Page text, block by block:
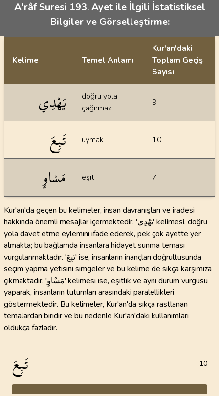
A'râf Suresi 193. Ayet ile İlgili İstatistiksel
Bilgiler ve Görselleştirme:
Kelime Temel Anlamı
Kur'an'daki
Toplam Geçiş
Sayısı
يَهْدِي
doğru yola
çağırmak
9
تَبِعَ uymak 10
مَسْاوٍ eşit 7
Kur'an'da geçen bu kelimeler, insan davranışları ve iradesi
hakkında önemli mesajlar içermektedir. 'يَهْدِي' kelimesi, doğru
yola davet etme eylemini ifade ederek, pek çok ayette yer
almakta; bu bağlamda insanlara hidayet sunma teması
vurgulanmaktadır. 'تَبِعَ' ise, insanların inançları doğrultusunda
seçim yapma yetisini simgeler ve bu kelime de sıkça karşımıza
çıkmaktadır. 'مَسْاوٍ' kelimesi ise, eşitlik ve aynı durum vurgusu
yaparak, insanların tutumları arasındaki paralellikleri
göstermektedir. Bu kelimeler, Kur'an'da sıkça rastlanan
temalardan biridir ve bu nedenle Kur'an'daki kullanımları
oldukça fazladır.
تَبِعَ 10